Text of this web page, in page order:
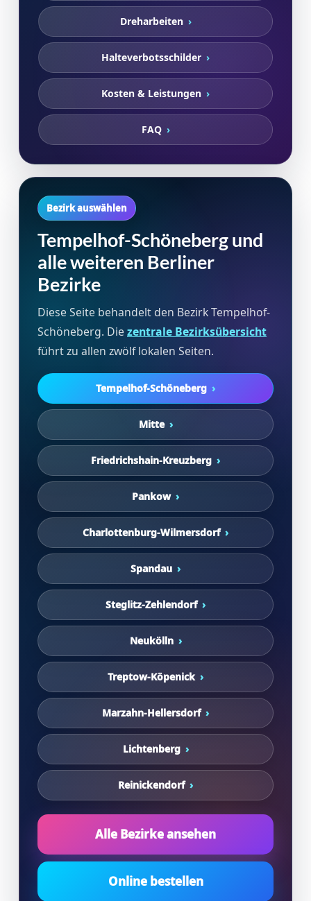
Dreharbeiten
Halteverbotsschilder
Kosten & Leistungen
FAQ
Bezirk auswählen
Tempelhof-Schöneberg und
alle weiteren Berliner
Bezirke
Diese Seite behandelt den Bezirk Tempelhof-
Schöneberg. Die zentrale Bezirksübersicht
führt zu allen zwölf lokalen Seiten.
Tempelhof-Schöneberg
Mitte
Friedrichshain-Kreuzberg
Pankow
Charlottenburg-Wilmersdorf
Spandau
Steglitz-Zehlendorf
Neukölln
Treptow-Köpenick
Marzahn-Hellersdorf
Lichtenberg
Reinickendorf
Alle Bezirke ansehen
Online bestellen